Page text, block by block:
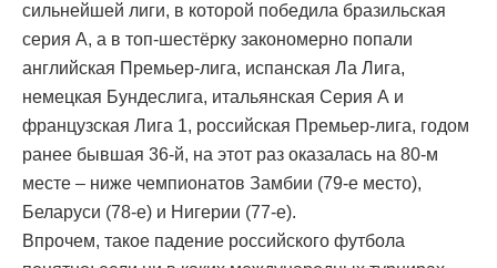
сильнейшей лиги, в которой победила бразильская
серия А, а в топ-шестёрку закономерно попали
английская Премьер-лига, испанская Ла Лига,
немецкая Бундеслига, итальянская Серия А и
французская Лига 1, российская Премьер-лига, годом
ранее бывшая 36-й, на этот раз оказалась на 80-м
месте – ниже чемпионатов Замбии (79-е место),
Беларуси (78-е) и Нигерии (77-е).
Впрочем, такое падение российского футбола